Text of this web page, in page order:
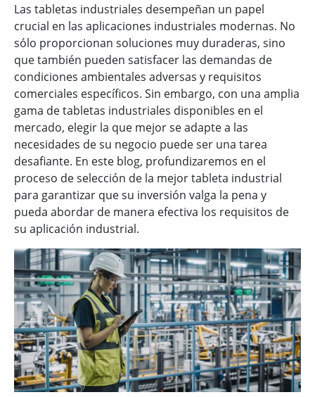
Las tabletas industriales desempeñan un papel
crucial en las aplicaciones industriales modernas. No
sólo proporcionan soluciones muy duraderas, sino
que también pueden satisfacer las demandas de
condiciones ambientales adversas y requisitos
comerciales específicos. Sin embargo, con una amplia
gama de tabletas industriales disponibles en el
mercado, elegir la que mejor se adapte a las
necesidades de su negocio puede ser una tarea
desafiante. En este blog, profundizaremos en el
proceso de selección de la mejor tableta industrial
para garantizar que su inversión valga la pena y
pueda abordar de manera efectiva los requisitos de
su aplicación industrial.